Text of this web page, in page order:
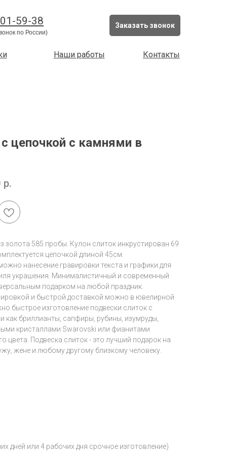
Заказать звонок
59-38
по России)
Контакты
Наши работы
цепочкой с камнями в
р.
золота 585 пробы. Кулон слиток инкрустирован 69
цепочкой длиной 45см.
нанесение гравировки текста и графики для
украшения. Минималистичный и современный
подарком на любой праздник.
и быстрой доставкой можно в ювелирной
быстрое изготовление подвески слиток с
как бриллианты, сапфиры, рубины, изумруды,
кристаллами Swarovski или фианитами
цвета. Подвеска слиток - это лучший подарок на
жене и любому другому близкому человеку.
дней или 4 рабочих дня срочное изготовление)